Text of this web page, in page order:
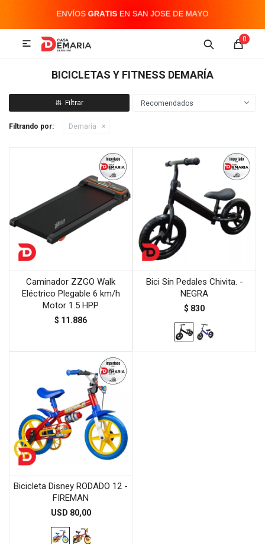
0

BICICLETAS Y FITNESS DEMARÍA
Recomendados
Filtrando por: Demaría
Caminador ZZGO Walk
Eléctrico Plegable 6 km/h
Motor 1.5 HPP
$ 11.886
Bici Sin Pedales Chivita. -
NEGRA
$ 830
Bicicleta Disney RODADO 12 -
FIREMAN
USD 80,00
MI CUENTA
Imagen y Sonido Hogar
Televisores y accesorios